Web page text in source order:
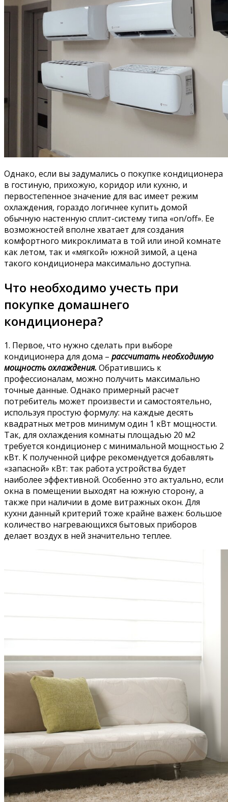
Однако, если вы задумались о покупке кондиционера
в гостиную, прихожую, коридор или кухню, и
первостепенное значение для вас имеет режим
охлаждения, гораздо логичнее купить домой
обычную настенную сплит-систему типа «on/off». Ее
возможностей вполне хватает для создания
комфортного микроклимата в той или иной комнате
как летом, так и «мягкой» южной зимой, а цена
такого кондиционера максимально доступна.
Что необходимо учесть при
покупке домашнего
кондиционера?
1. Первое, что нужно сделать при выборе
кондиционера для дома – рассчитать необходимую
мощность охлаждения. Обратившись к
профессионалам, можно получить максимально
точные данные. Однако примерный расчет
потребитель может произвести и самостоятельно,
используя простую формулу: на каждые десять
квадратных метров минимум один 1 кВт мощности.
Так, для охлаждения комнаты площадью 20 м2
требуется кондиционер с минимальной мощностью 2
кВт. К полученной цифре рекомендуется добавлять
«запасной» кВт: так работа устройства будет
наиболее эффективной. Особенно это актуально, если
окна в помещении выходят на южную сторону, а
также при наличии в доме витражных окон. Для
кухни данный критерий тоже крайне важен: большое
количество нагревающихся бытовых приборов
делает воздух в ней значительно теплее.